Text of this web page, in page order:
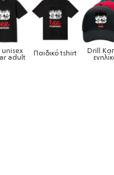
Drill Καπέλα
ενηλίκων
Καπέλα
ενηλίκων